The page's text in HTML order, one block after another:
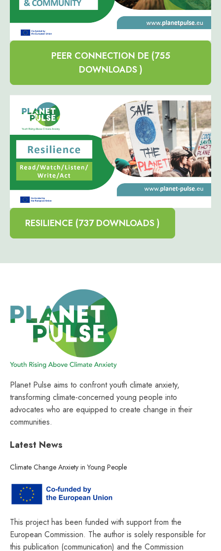
PEER CONNECTION DE (755
DOWNLOADS )
RESILIENCE (737 DOWNLOADS )
Planet Pulse aims to confront youth climate anxiety,
transforming climate-concerned young people into
advocates who are equipped to create change in their
communities.
Latest News
Climate Change Anxiety in Young People
This project has been funded with support from the
European Commission. The author is solely responsible for
this publication (communication) and the Commission